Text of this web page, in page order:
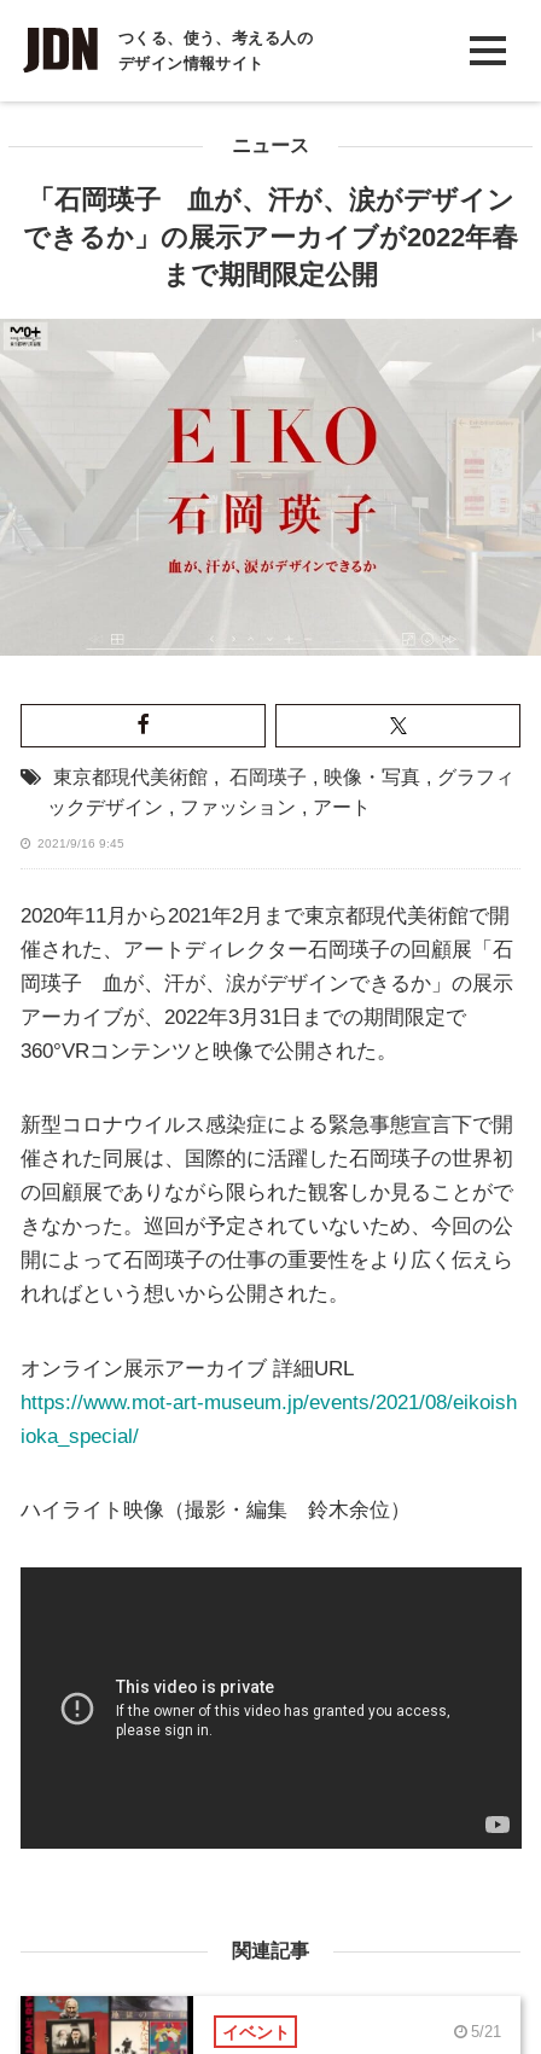
つくる、使う、考える人の
デザイン情報サイト
INTERVIEW
インタビュー
COLUMN
ニュース
「石岡瑛子 血が、汗が、涙がデザイン
できるか」の展示アーカイブが2022年春
まで期間限定公開
東京都現代美術館 , 石岡瑛子 , 映像・写真 , グラフィ
ックデザイン , ファッション , アート
2021/9/16 9:45
2020年11月から2021年2月まで東京都現代美術館で開
催された、アートディレクター石岡瑛子の回顧展「石
岡瑛子 血が、汗が、涙がデザインできるか」の展示
アーカイブが、2022年3月31日までの期間限定で
360°VRコンテンツと映像で公開された。
新型コロナウイルス感染症による緊急事態宣言下で開
催された同展は、国際的に活躍した石岡瑛子の世界初
の回顧展でありながら限られた観客しか見ることがで
きなかった。巡回が予定されていないため、今回の公
開によって石岡瑛子の仕事の重要性をより広く伝えら
れればという想いから公開された。
オンライン展示アーカイブ 詳細URL
https://www.mot-art-museum.jp/events/2021/08/eikoish
ioka_special/
ハイライト映像（撮影・編集 鈴木余位）
関連記事
イベント 5/21